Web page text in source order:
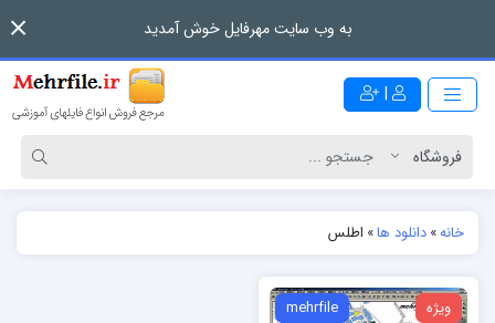
به وب سایت مهرفایل خوش آمدید
|
خانه»دانلود ها» اطلس
ویژه mehrfile